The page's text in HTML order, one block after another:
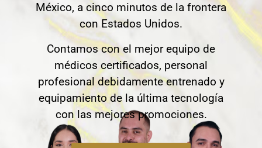
México, a cinco minutos de la frontera
con Estados Unidos.
Contamos con el mejor equipo de
médicos certificados, personal
profesional debidamente entrenado y
equipamiento de la última tecnología
con las mejores promociones.